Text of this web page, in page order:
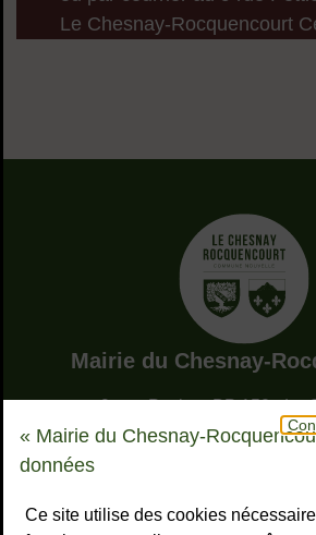
« Mairie du Chesnay-
données
Ce site utilise des cookies
Le Chesnay-Rocquencourt
Adresse
Mairie du Chesnay-
9, rue Pottier - BP 150 -
78155 Le Chesnay-